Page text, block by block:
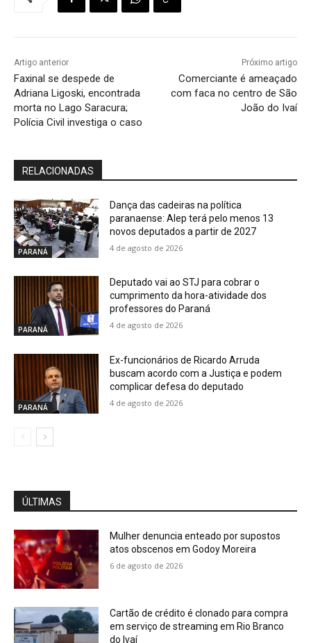
Artigo anterior
Faxinal se despede de
Adriana Ligoski, encontrada
morta no Lago Saracura;
Polícia Civil investiga o caso
Próximo artigo
Comerciante é ameaçado
com faca no centro de São
João do Ivaí
RELACIONADAS
PARANÁ
Dança das cadeiras na política
paranaense: Alep terá pelo menos 13
novos deputados a partir de 2027
4 de agosto de 2026
PARANÁ
Deputado vai ao STJ para cobrar o
cumprimento da hora-atividade dos
professores do Paraná
4 de agosto de 2026
PARANÁ
Ex-funcionários de Ricardo Arruda
buscam acordo com a Justiça e podem
complicar defesa do deputado
4 de agosto de 2026
ÚLTIMAS
Mulher denuncia enteado por supostos
atos obscenos em Godoy Moreira
6 de agosto de 2026
Cartão de crédito é clonado para compra
em serviço de streaming em Rio Branco
do Ivaí